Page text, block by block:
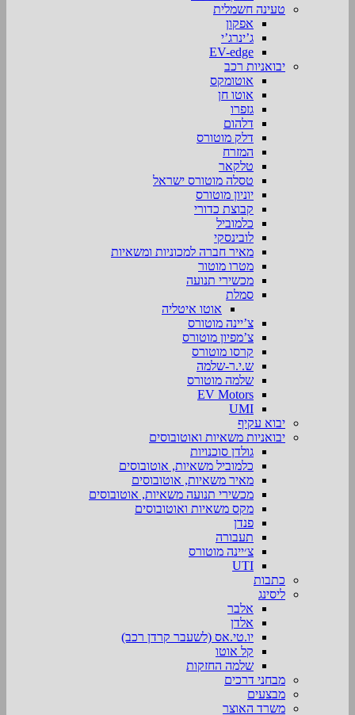
טעינה חשמלית
אפקון
ג’ינרג’י
EV-edge
יבואניות רכב
אוטומקס
אוטו חן
גזפרו
דלהום
דלק מוטורס
המזרח
טלקאר
טסלה מוטורס ישראל
יוניון מוטורס
קבוצת כדורי
כלמוביל
לובינסקי
מאיר חברה למכוניות ומשאיות
מטרו מוטור
מכשירי תנועה
סמלת
אוטו איטליה
צ’יינה מוטורס
צ’מפיון מוטורס
קרסו מוטורס
ש.י.ר-שלמה
שלמה מוטורס
EV Motors
UMI
יבוא עקיף
יבואניות משאיות ואוטובוסים
גולדן סוכנויות
כלמוביל משאיות, אוטובוסים
מאיר משאיות, אוטובוסים
מכשירי תנועה משאיות, אוטובוסים
מקס משאיות ואוטובוסים
פנדן
תעבורה
צ׳יינה מוטורס
UTI
כתבות
ליסינג
אלבר
אלדן
יו.טי.אס (לשעבר קרדן רכב)
קל אוטו
שלמה החזקות
מבחני דרכים
מבצעים
משרד האוצר